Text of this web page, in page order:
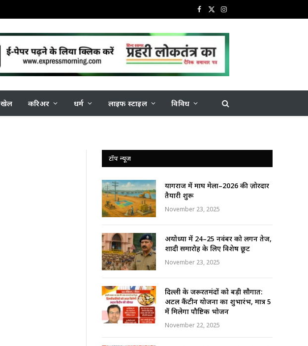
Facebook
X
Instagram
खेल करिअर धर्म लाइफ स्टाइल विविध
टॉप न्यूज
प्रयागराज में माघ मेला–2026 की ज़ोरदार
तैयारी शुरू
November 23, 2025
अयोध्या में 24–25 नवंबर को लगन तेज,
शादी समारोह के लिए विशेष छूट
November 23, 2025
दिल्ली के जरूरतमंदों को बड़ी सौगात:
अटल कैंटीन योजना का शुभारंभ, मात्र ₹5
में मिलेगा पौष्टिक भोजन
November 22, 2025